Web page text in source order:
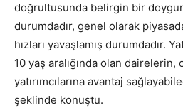
doğrultusunda belirgin bir
durumdadır, genel olarak
hızları yavaşlamış durumdadır.
10 yaş aralığında olan dairelerin,
yatırımcılarına avantaj
şeklinde konuştu.